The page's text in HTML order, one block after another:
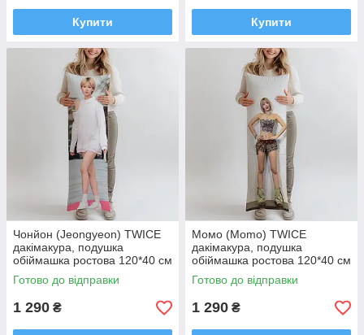
Купити Купити
Чонйон (Jeongyeon) TWICE
дакімакура, подушка
обіймашка ростова 120*40 см
Готово до відправки
1 290 ₴
Момо (Momo) TWICE
дакімакура, подушка
обіймашка ростова 120*40 см
Готово до відправки
1 290 ₴